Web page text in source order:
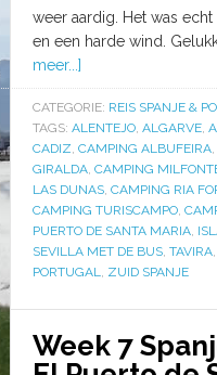
weer aardig. Het was
en een harde wind.
meer...]
CATEGORIE: REIS SPANJE &
TAGS: ALENTEJO, ALGARVE,
CADIZ, CAMPING ALBUFEIRA,
GIRALDA, CAMPING
LAS DUNAS, CAMPING RIA
CAMPING TURISCAMPO,
PUERTO DE SANTA MARIA,
SEVILLA MET DE BUS, TAVIRA,
PORTUGAL, ZUID SPANJE
Week 7